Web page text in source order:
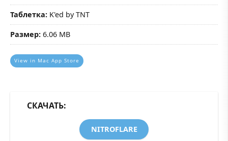
Таблетка: K'ed by TNT
Размер: 6.06 MB
View in Mac App Store
СКАЧАТЬ:
NITROFLARE